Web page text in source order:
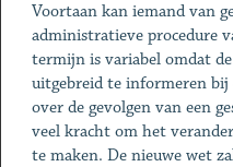
Voortaan kan iemand van
administratieve procedure
termijn is variabel omdat
uitgebreid te informeren bij
over de gevolgen van een
veel kracht om het
te maken. De nieuwe wet